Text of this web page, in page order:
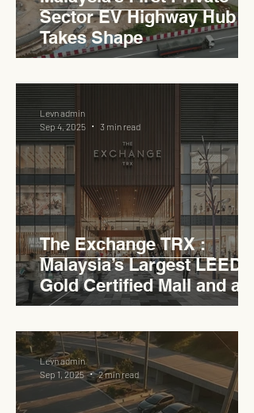
Sector EV Highway Hub
Takes Shape
The Exchange TRX :
Malaysia’s Largest LEED
Gold Certified Mall and a
Model for EVCC™ Pedas
RSA
Levn admin
Sep 4, 2025
3 min read
Levn admin
Sep 1, 2025
2 min read